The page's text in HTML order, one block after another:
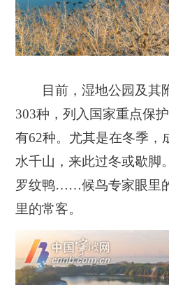
目前，湿地公园及其
303种，列入国家重点保
有62种。尤其是在冬季，
水千山，来此过冬或歇脚
罗纹鸭……候鸟专家眼里
里的常客。